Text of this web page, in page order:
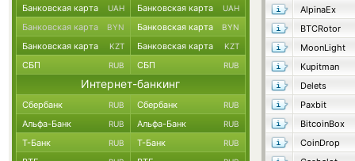
AlpinaEx
BTCRotor
MoonLight
Kupitman
Delets
Paxbit
BitcoinBox
CoinDrop
Банковская карта UAH Банковская карта UAH
Банковская карта BYN Банковская карта BYN
Банковская карта KZT Банковская карта KZT
СБП RUB СБП RUB
Интернет-банкинг
Сбербанк RUB Сбербанк RUB
Альфа-Банк RUB Альфа-Банк RUB
Т-Банк RUB Т-Банк RUB